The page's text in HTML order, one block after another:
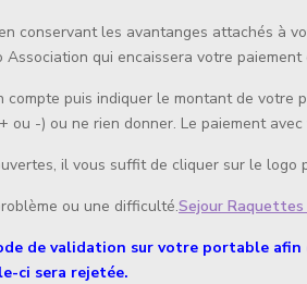
conservant les avantanges attachés à
qui encaissera votre
puis indiquer le montant de
-) ou ne rien donner. Le paiement
il vous suffit de cliquer sur le logo
ou une difficulté.Sejour Raquettes
de validation sur votre portable
ci sera rejetée.